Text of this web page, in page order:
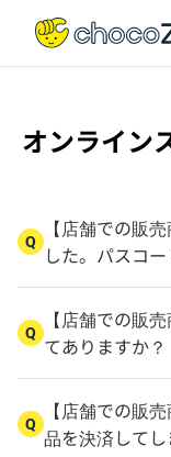
オンライン
Q
【店舗での販
した。パスコー
Q
【店舗での販
てありますか？
Q
【店舗での販
品を決済してし